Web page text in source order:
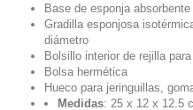
Base de esponja absorbente
Gradilla esponjosa
diámetro
Bolsillo interior de rejilla para
Bolsa hermética
Hueco para jeringuillas,
Medidas: 25 x 12 x 12.5